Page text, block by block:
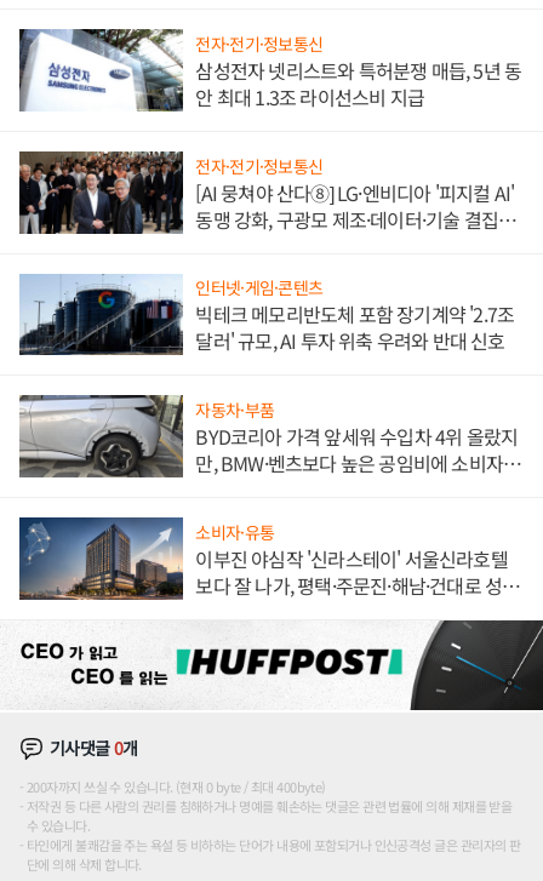
전자·전기·정보통신
삼성전자 넷리스트와 특허분쟁 매듭, 5년 동
안 최대 1.3조 라이선스비 지급
전자·전기·정보통신
[AI 뭉쳐야 산다⑧] LG·엔비디아 '피지컬 AI'
동맹 강화, 구광모 제조·데이터·기술 결집
인터넷·게임·콘텐츠
빅테크 메모리반도체 포함 장기계약 '2.7조
달러' 규모, AI 투자 위축 우려와 반대 신호
자동차·부품
BYD코리아 가격 앞세워 수입차 4위 올랐지
만, BMW·벤츠보다 높은 공임비에 소비자
소비자·유통
이부진 야심작 '신라스테이' 서울신라호텔
보다 잘 나가, 평택·주문진·해남·건대로 성
기사댓글0개
200자까지 쓰실 수 있습니다. (현재 0 byte / 최대 400byte)
저작권 등 다른 사람의 권리를 침해하거나 명예를 훼손하는 댓글은 관련 법률에 의해 제재를 받을
수 있습니다.
타인에게 불쾌감을 주는 욕설 등 비하하는 단어가 내용에 포함되거나 인신공격성 글은 관리자의 판
단에 의해 삭제 합니다.